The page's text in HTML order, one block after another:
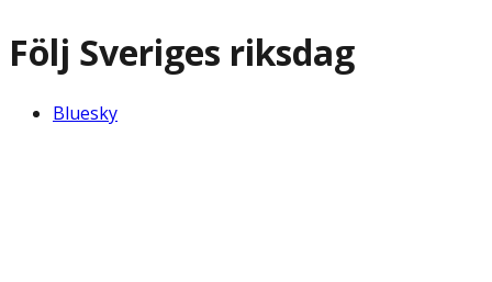
Följ Sveriges riksdag
Bluesky